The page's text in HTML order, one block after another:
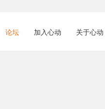
论坛 加入心动 关于心动